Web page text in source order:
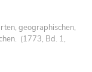
geographischen,
(1773, Bd. 1,